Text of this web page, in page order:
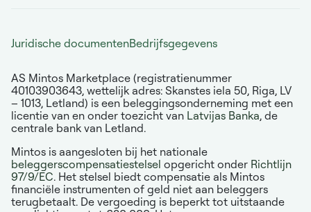
Juridische documentenBedrijfsgegevens
AS Mintos Marketplace (registratienummer
40103903643, wettelijk adres: Skanstes iela 50, Riga, LV
– 1013, Letland) is een beleggingsonderneming met een
licentie van en onder toezicht van Latvijas Banka, de
centrale bank van Letland.
Mintos is aangesloten bij het nationale
beleggerscompensatiestelsel opgericht onder Richtlijn
97/9/EC. Het stelsel biedt compensatie als Mintos
financiële instrumenten of geld niet aan beleggers
terugbetaalt. De vergoeding is beperkt tot uitstaande